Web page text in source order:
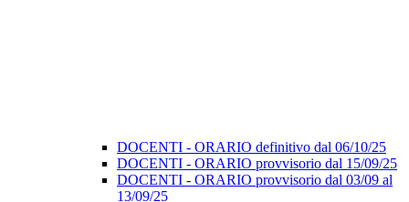
DOCENTI - ORARIO definitivo dal 06/10/25
DOCENTI - ORARIO provvisorio dal 15/09/25
DOCENTI - ORARIO provvisorio dal 03/09 al
13/09/25